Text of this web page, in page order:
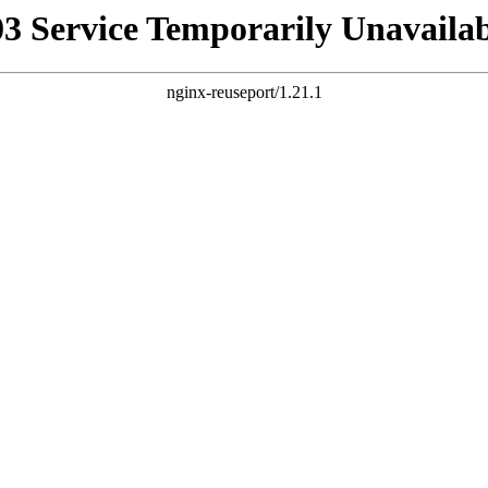
Service Temporarily
nginx-reuseport/1.21.1